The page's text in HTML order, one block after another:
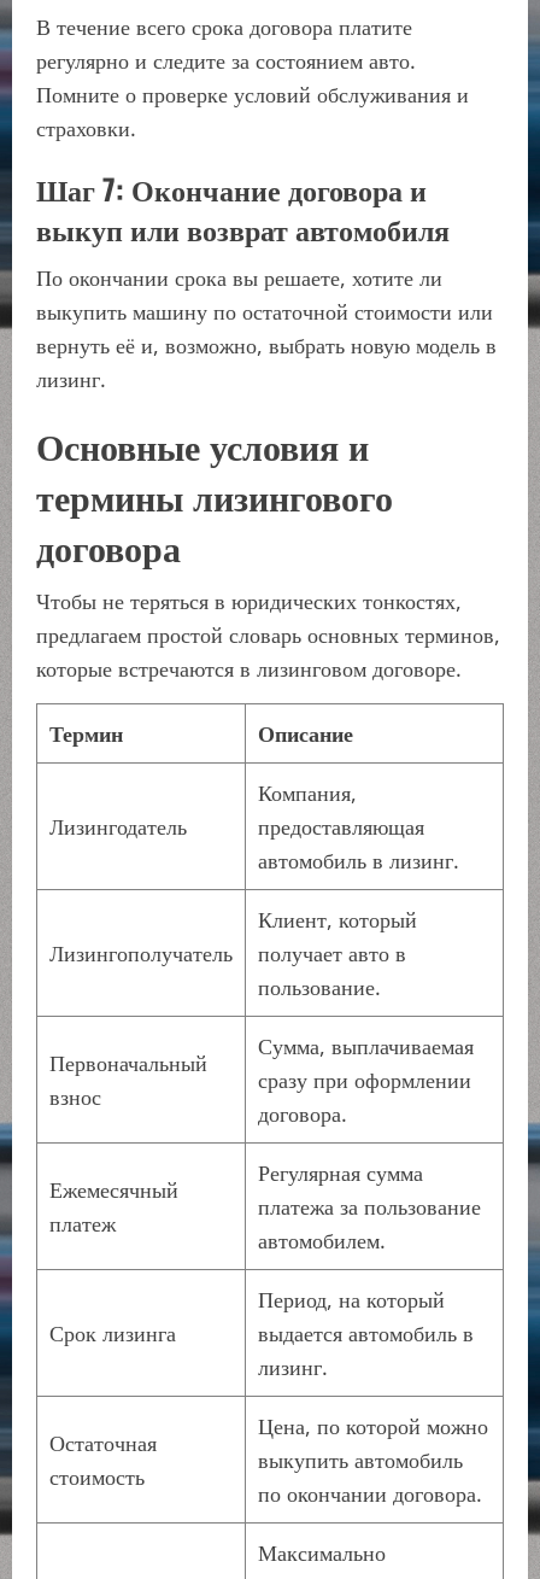
В течение всего срока договора платите
регулярно и следите за состоянием авто.
Помните о проверке условий обслуживания и
страховки.
Шаг 7: Окончание договора и
выкуп или возврат автомобиля
По окончании срока вы решаете, хотите ли
выкупить машину по остаточной стоимости или
вернуть её и, возможно, выбрать новую модель в
лизинг.
Основные условия и
термины лизингового
договора
Чтобы не теряться в юридических тонкостях,
предлагаем простой словарь основных терминов,
которые встречаются в лизинговом договоре.
Термин Описание
Лизингодатель
Компания,
предоставляющая
автомобиль в лизинг.
Лизингополучатель
Клиент, который
получает авто в
пользование.
Первоначальный
взнос
Сумма, выплачиваемая
сразу при оформлении
договора.
Ежемесячный
платеж
Регулярная сумма
платежа за пользование
автомобилем.
Срок лизинга
Период, на который
выдается автомобиль в
лизинг.
Остаточная
стоимость
Цена, по которой можно
выкупить автомобиль
по окончании договора.
Максимально